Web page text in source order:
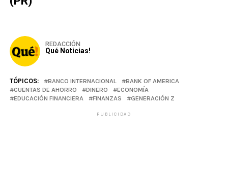
REDACCIÓN
Qué Noticias!
TÓPICOS: BANCO INTERNACIONAL
BANK OF AMERICA
CUENTAS DE AHORRO
DINERO
ECONOMÍA
EDUCACIÓN FINANCIERA
FINANZAS GENERACIÓN Z
PUBLICIDAD